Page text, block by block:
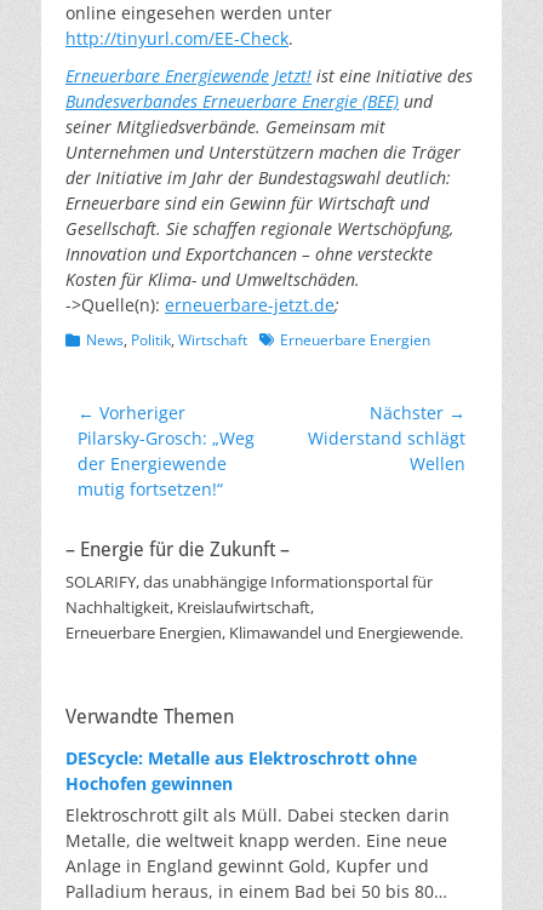
online eingesehen werden unter
http://tinyurl.com/EE-Check.
Erneuerbare Energiewende Jetzt! ist eine Initiative des
Bundesverbandes Erneuerbare Energie (BEE) und
seiner Mitgliedsverbände. Gemeinsam mit
Unternehmen und Unterstützern machen die Träger
der Initiative im Jahr der Bundestagswahl deutlich:
Erneuerbare sind ein Gewinn für Wirtschaft und
Gesellschaft. Sie schaffen regionale Wertschöpfung,
Innovation und Exportchancen – ohne versteckte
Kosten für Klima- und Umweltschäden.
->Quelle(n): erneuerbare-jetzt.de;
Kategorien
News, Politik, Wirtschaft Schlagworte
Erneuerbare Energien
Beitragsnavigation
← Vorheriger
Vorheriger
Beitrag:
Pilarsky-Grosch: „Weg
der Energiewende
mutig fortsetzen!“
Nächster →
Nächster
Widerstand schlägt
Wellen
– Energie für die Zukunft –
SOLARIFY, das unabhängige Informationsportal für
Nachhaltigkeit, Kreislaufwirtschaft,
Erneuerbare Energien, Klimawandel und Energiewende.
Verwandte Themen
DEScycle: Metalle aus Elektroschrott ohne
Hochofen gewinnen
Elektroschrott gilt als Müll. Dabei stecken darin
Metalle, die weltweit knapp werden. Eine neue
Anlage in England gewinnt Gold, Kupfer und
Palladium heraus, in einem Bad bei 50 bis 80